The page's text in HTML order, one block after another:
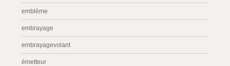
emblème
embrayage
embrayagevolant
émetteur